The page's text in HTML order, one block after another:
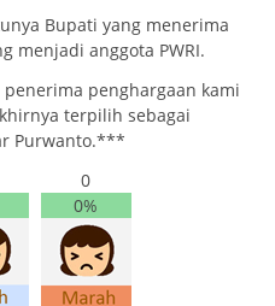
Bupati yang menerima
menjadi anggota PWRI.
penghargaan kami
terpilih sebagai
Purwanto.***
0
0%